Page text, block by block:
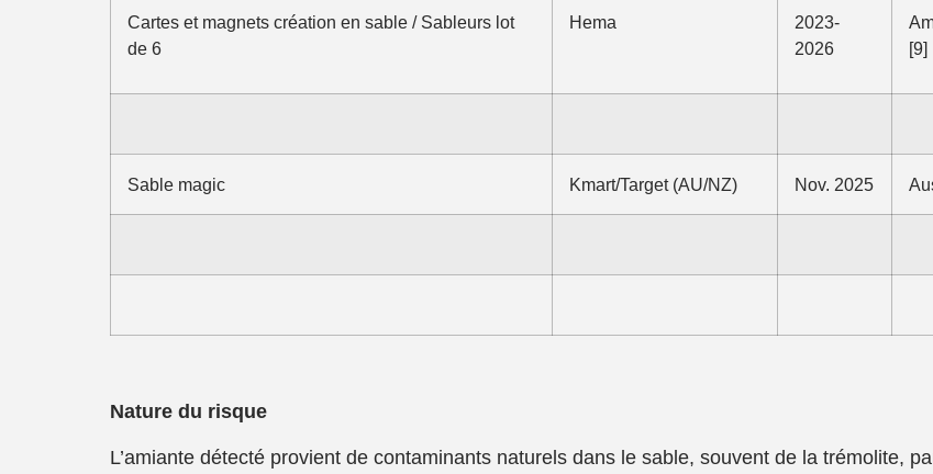
Cartes et magnets création en sable / Sableurs lot
de 6
Hema
2023-
2026
[9]
Sable magic Kmart/Target (AU/NZ) Nov. 2025
Nature du risque
L’amiante détecté provient de contaminants naturels dans le sable, souvent de la trémolite,